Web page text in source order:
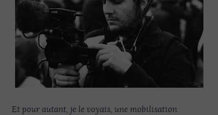
Et pour autant, je le voyais, une mobilisation